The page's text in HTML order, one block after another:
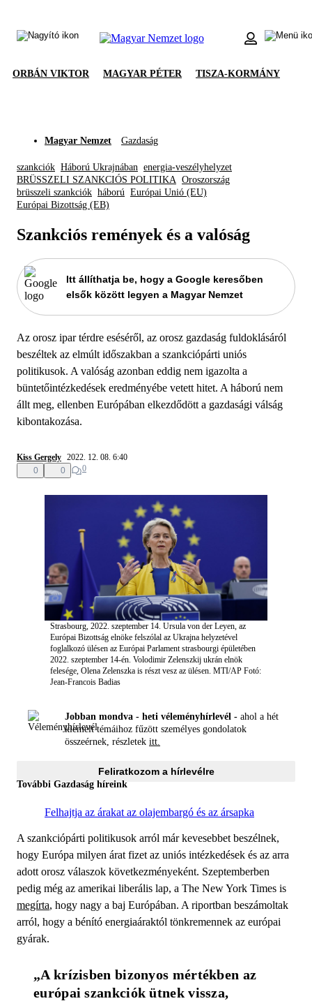
ORBÁN VIKTOR MAGYAR PÉTER TISZA-KORMÁNY
Magyar Nemzet Gazdaság
szankciók Háború Ukrajnában energia-veszélyhelyzet
BRÜSSZELI SZANKCIÓS POLITIKA Oroszország
brüsszeli szankciók háború Európai Unió (EU)
Európai Bizottság (EB)
Szankciós remények és a valóság
Itt állíthatja be, hogy a Google keresőben
elsők között legyen a Magyar Nemzet
Az orosz ipar térdre eséséről, az orosz gazdaság fuldoklásáról
beszéltek az elmúlt időszakban a szankciópárti uniós
politikusok. A valóság azonban eddig nem igazolta a
büntetőintézkedések eredményébe vetett hitet. A háború nem
állt meg, ellenben Európában elkezdődött a gazdasági válság
kibontakozása.
Kiss Gergely 2022. 12. 08. 6:40
0
0 0
Strasbourg, 2022. szeptember 14. Ursula von der Leyen, az
Európai Bizottság elnöke felszólal az Ukrajna helyzetével
foglalkozó ülésen az Európai Parlament strasbourgi épületében
2022. szeptember 14-én. Volodimir Zelenszkij ukrán elnök
felesége, Olena Zelenszka is részt vesz az ülésen. MTI/AP Fotó:
Jean-Francois Badias
Jobban mondva - heti véleményhírlevél - ahol a hét
kiemelt témáihoz fűzött személyes gondolatok
összeérnek, részletek itt.
Feliratkozom a hírlevélre
További Gazdaság híreink
Felhajtja az árakat az olajembargó és az ársapka
A szankciópárti politikusok arról már kevesebbet beszélnek,
hogy Európa milyen árat fizet az uniós intézkedések és az arra
adott orosz válaszok következményeként. Szeptemberben
pedig még az amerikai liberális lap, a The New York Times is
megírta, hogy nagy a baj Európában. A riportban beszámoltak
arról, hogy a bénító energiaáraktól tönkremennek az európai
gyárak.
„A krízisben bizonyos mértékben az
európai szankciók ütnek vissza,